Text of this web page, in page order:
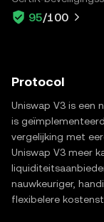
95/100
Protocol
Uniswap V3 is een
is
vergelijking met
Uniswap V3 meer
nauwkeuriger,
flexibelere